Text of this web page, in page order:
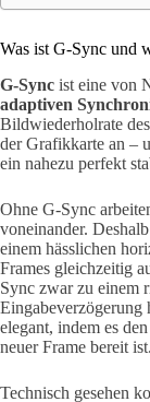
Was ist G-Sync und
G-Sync ist eine von
adaptiven
Bildwiederholrate
der Grafikkarte an –
ein nahezu perfekt
Ohne G-Sync
voneinander.
einem hässlichen
Frames gleichzeitig
Sync zwar zu einem
Eingabeverzögerung
elegant, indem es
neuer Frame bereit ist.
Technisch gesehen